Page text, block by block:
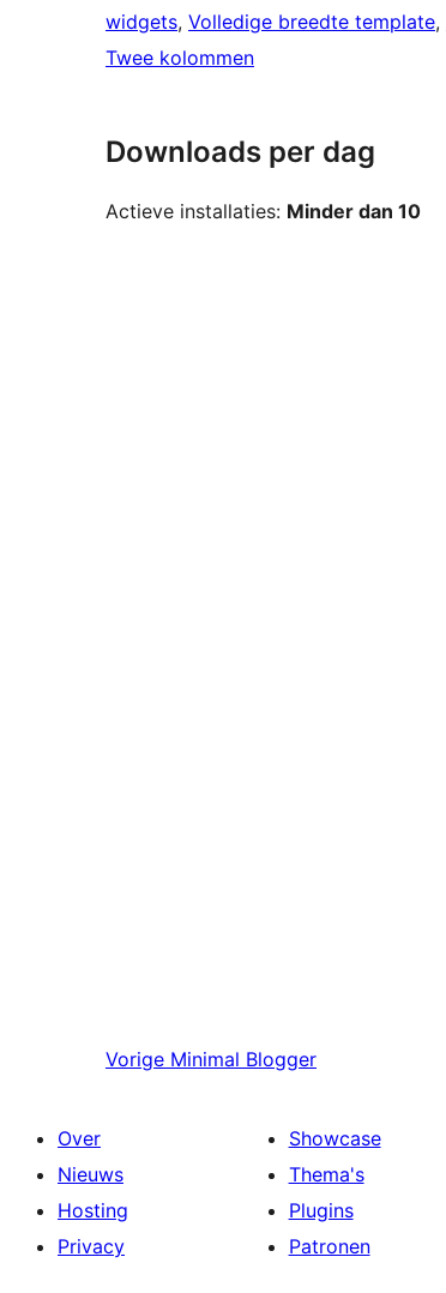
widgets, Volledige breedte template,
Twee kolommen
Downloads per dag
Actieve installaties: Minder dan 10
Vorige Minimal Blogger
Over
Nieuws
Hosting
Privacy
Showcase
Thema's
Plugins
Patronen